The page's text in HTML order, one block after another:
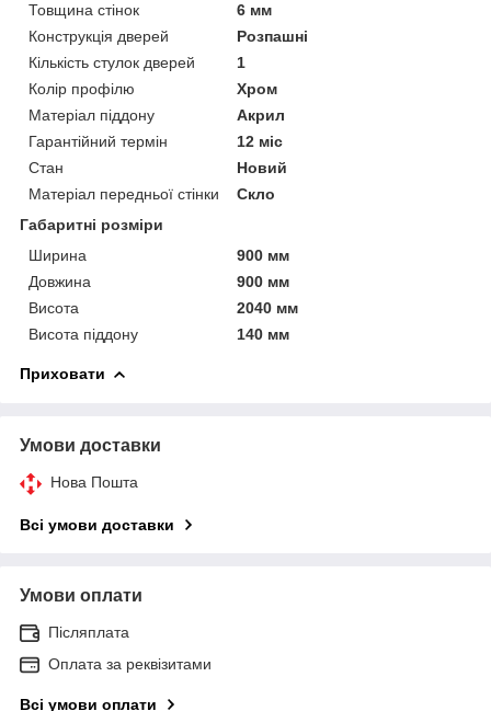
Товщина стінок
6 мм
Конструкція дверей
Розпашні
Кількість стулок дверей
1
Колір профілю
Хром
Матеріал піддону
Акрил
Гарантійний термін
12 міс
Стан
Новий
Матеріал передньої стінки
Скло
Габаритні розміри
Ширина
900 мм
Довжина
900 мм
Висота
2040 мм
Висота піддону
140 мм
Приховати
Умови доставки
Нова Пошта
Всі умови доставки
Умови оплати
Післяплата
Оплата за реквізитами
Всі умови оплати